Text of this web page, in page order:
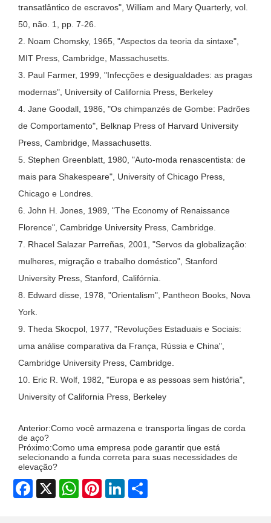
transatlântico de escravos", William and Mary Quarterly, vol.
50, não. 1, pp. 7-26.
2. Noam Chomsky, 1965, "Aspectos da teoria da sintaxe",
MIT Press, Cambridge, Massachusetts.
3. Paul Farmer, 1999, "Infecções e desigualdades: as pragas
modernas", University of California Press, Berkeley
4. Jane Goodall, 1986, "Os chimpanzés de Gombe: Padrões
de Comportamento", Belknap Press of Harvard University
Press, Cambridge, Massachusetts.
5. Stephen Greenblatt, 1980, "Auto-moda renascentista: de
mais para Shakespeare", University of Chicago Press,
Chicago e Londres.
6. John H. Jones, 1989, "The Economy of Renaissance
Florence", Cambridge University Press, Cambridge.
7. Rhacel Salazar Parreñas, 2001, "Servos da globalização:
mulheres, migração e trabalho doméstico", Stanford
University Press, Stanford, Califórnia.
8. Edward disse, 1978, "Orientalism", Pantheon Books, Nova
York.
9. Theda Skocpol, 1977, "Revoluções Estaduais e Sociais:
uma análise comparativa da França, Rússia e China",
Cambridge University Press, Cambridge.
10. Eric R. Wolf, 1982, "Europa e as pessoas sem história",
University of California Press, Berkeley
Anterior:Como você armazena e transporta lingas de corda
de aço?
Próximo:Como uma empresa pode garantir que está
selecionando a funda correta para suas necessidades de
elevação?
Facebook
X WhatsAppPinterestLinkedIn